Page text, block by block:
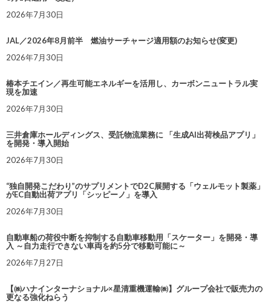
2026年7月30日
JAL／2026年8月前半 燃油サーチャージ適用額のお知らせ(変更)
2026年7月30日
椿本チエイン／再生可能エネルギーを活用し、カーボンニュートラル実
現を加速
2026年7月30日
三井倉庫ホールディングス、受託物流業務に 「生成AI出荷検品アプリ」
を開発・導入開始
2026年7月30日
“独自開発こだわり”のサプリメントでD2C展開する「ウェルモット製薬」
がEC自動出荷アプリ「シッピーノ」を導入
2026年7月30日
自動車船の荷役中断を抑制する自動車移動用「スケーター」を開発・導
入 ～自力走行できない車両を約5分で移動可能に～
2026年7月27日
【㈱ハナインターナショナル×星清重機運輸㈱】グループ会社で販売力の
更なる強化ねらう